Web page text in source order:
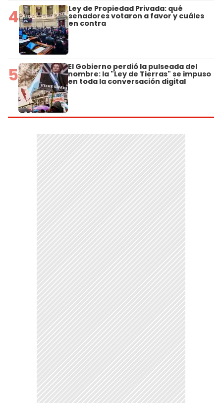
4 Ley de Propiedad Privada: qué
senadores votaron a favor y cuáles
en contra
5 El Gobierno perdió la pulseada del
nombre: la "Ley de Tierras" se impuso
en toda la conversación digital